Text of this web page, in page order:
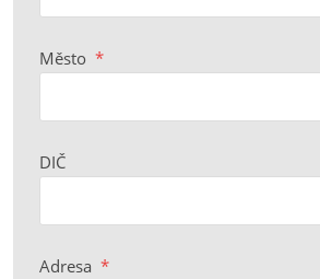
Město *
DIČ
Adresa *